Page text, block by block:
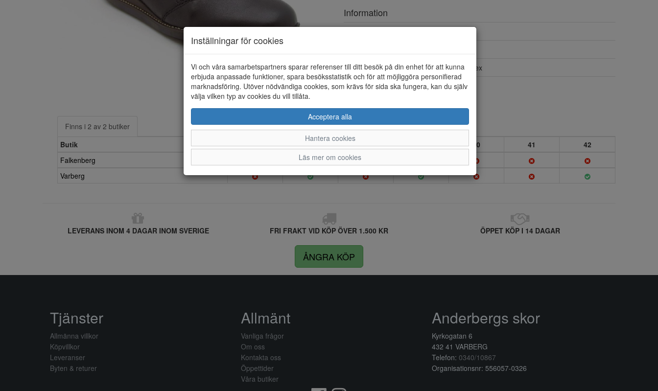
Information
Vattentät
Ja, Rieker-Tex
Övrigt
Dragkedja
Finns i 2 av 2 butiker
Butik
36 37 38 39 40 41
42
Falkenberg
Varberg
LEVERANS INOM 4 DAGAR INOM SVERIGE FRI FRAKT VID KÖP ÖVER 1.500 KR ÖPPET KÖP I 14 DAGAR
ÅNGRA KÖP
Inställningar för cookies
Vi och våra samarbetspartners sparar referenser till ditt besök på din enhet för att kunna
erbjuda anpassade funktioner, spara besöksstatistik och för att möjliggöra personifierad
marknadsföring. Utöver nödvändiga cookies, som krävs för sida ska fungera, kan du själv
välja vilken typ av cookies du vill tillåta.
Acceptera alla
Hantera cookies
Läs mer om cookies
Tjänster
Allmänna villkor
Köpvillkor
Leveranser
Byten & returer
Allmänt
Vanliga frågor
Om oss
Kontakta oss
Öppettider
Våra butiker
Anderbergs skor
Kyrkogatan 6
432 41 VARBERG
Telefon: 0340/10867
Organisationsnr: 556057-0326